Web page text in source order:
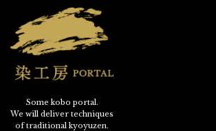
Some kobo portal.
We will deliver techniques
of traditional kyoyuzen.